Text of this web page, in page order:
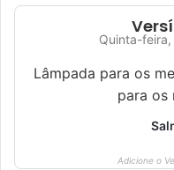
Quinta-
Lâmpada para os
para os
Adicione o